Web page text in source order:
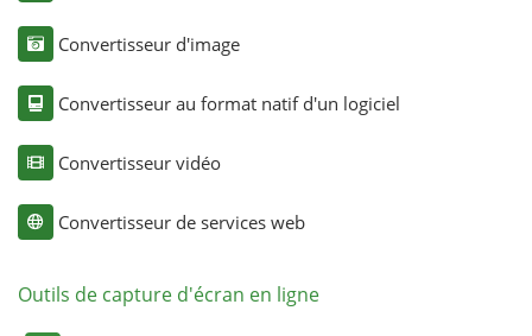
Convertisseur d'image
Convertisseur au format natif d'un logiciel
Convertisseur vidéo
Convertisseur de services web
Outils de capture d'écran en ligne